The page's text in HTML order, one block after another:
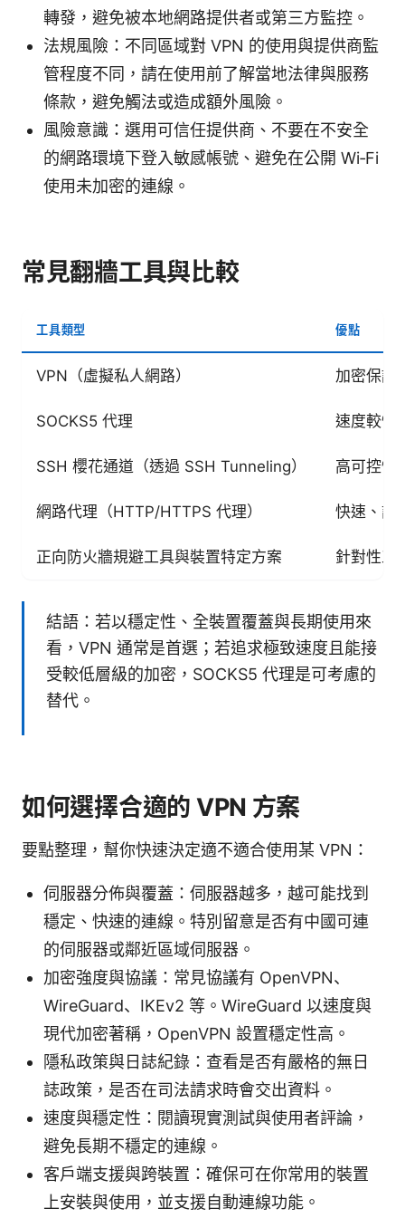
轉發，避免被本地網路提供者或第三方監控。
法規風險：不同區域對 VPN 的使用與提供商監
管程度不同，請在使用前了解當地法律與服務
條款，避免觸法或造成額外風險。
風險意識：選用可信任提供商、不要在不安全
的網路環境下登入敏感帳號、避免在公開 Wi‑Fi
使用未加密的連線。
常見翻牆工具與比較
工具類型 優點
VPN（虛擬私人網路） 加密保護
SOCKS5 代理 速度較快
SSH 櫻花通道（透過 SSH Tunneling） 高可控性
網路代理（HTTP/HTTPS 代理） 快速、設
正向防火牆規避工具與裝置特定方案 針對性工
結語：若以穩定性、全裝置覆蓋與長期使用來
看，VPN 通常是首選；若追求極致速度且能接
受較低層級的加密，SOCKS5 代理是可考慮的
替代。
如何選擇合適的 VPN 方案
要點整理，幫你快速決定適不適合使用某 VPN：
伺服器分佈與覆蓋：伺服器越多，越可能找到
穩定、快速的連線。特別留意是否有中國可連
的伺服器或鄰近區域伺服器。
加密強度與協議：常見協議有 OpenVPN、
WireGuard、IKEv2 等。WireGuard 以速度與
現代加密著稱，OpenVPN 設置穩定性高。
隱私政策與日誌紀錄：查看是否有嚴格的無日
誌政策，是否在司法請求時會交出資料。
速度與穩定性：閱讀現實測試與使用者評論，
避免長期不穩定的連線。
客戶端支援與跨裝置：確保可在你常用的裝置
上安裝與使用，並支援自動連線功能。